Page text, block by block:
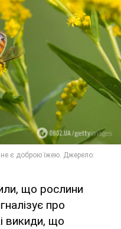
що рослини
про
викиди, що